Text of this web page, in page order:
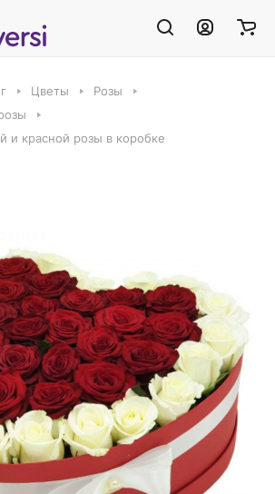
Цветы
Розы
и красной розы в коробке